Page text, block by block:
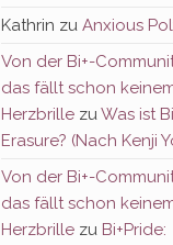
Kathrin zu Anxious
Von der Bi+-
das fällt schon
HerzbrillezuWas ist
Erasure? (Nach Kenji
Von der Bi+-
das fällt schon
Herzbrillezu Bi+Pride: